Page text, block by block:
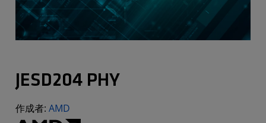
JESD204 PHY
作成者: AMD